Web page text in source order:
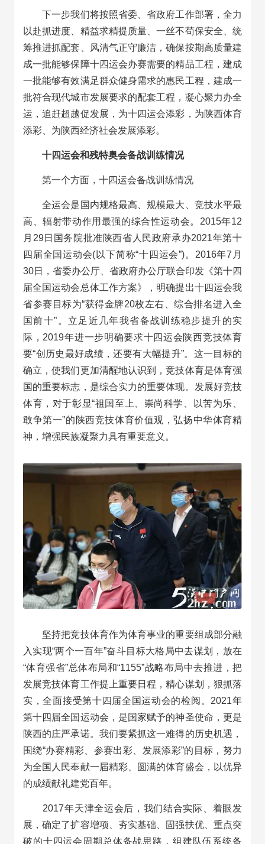
下一步我们将按照省委、省政府工作部署，全力
以赴抓进度、精益求精提质量、一丝不苟保安全、统
筹推进抓配套、风清气正守廉洁，确保按期高质量建
成一批能够保障十四运会办赛需要的精品工程，建成
一批能够有效满足群众健身需求的惠民工程，建成一
批符合现代城市发展要求的配套工程，凝心聚力办全
运，追赶超越促发展，为十四运会添彩，为陕西体育
添彩、为陕西经济社会发展添彩。
十四运会和残特奥会备战训练情况
第一个方面，十四运会备战训练情况
全运会是国内规格最高、规模最大、竞技水平最
高、辐射带动作用最强的综合性运动会。2015年12
月29日国务院批准陕西省人民政府承办2021年第十
四届全国运动会(以下简称“十四运会”)。2016年7月
30日，省委办公厅、省政府办公厅联合印发《第十四
届全国运动会总体工作方案》，明确提出十四运会我
省参赛目标为“获得金牌20枚左右、综合排名进入全
国前十”。立足近几年我省备战训练稳步提升的实
际，2019年进一步明确要求十四运会陕西竞技体育
要“创历史最好成绩，还要有大幅提升”。这一目标的
确立，使我们更加清醒地认识到，竞技体育是体育强
国的重要标志，是综合实力的重要体现。发展好竞技
体育，对于彰显“祖国至上、崇尚科学、以苦为乐、
敢争第一”的陕西竞技体育价值观，弘扬中华体育精
神，增强民族凝聚力具有重要意义。
坚持把竞技体育作为体育事业的重要组成部分融
入实现“两个一百年”奋斗目标大格局中去谋划，放在
“体育强省”总体布局和“1155”战略布局中去推进，把
发展竞技体育工作提上重要日程，精心谋划，狠抓落
实，全面接受第十四届全国运动会的检阅。2021年
第十四届全国运动会，是国家赋予的神圣使命，更是
陕西的庄严承诺。我们要紧抓这一难得的历史机遇，
围绕“办赛精彩、参赛出彩、发展添彩”的目标，努力
为全国人民奉献一届精彩、圆满的体育盛会，以优异
的成绩献礼建党百年。
2017年天津全运会后，我们结合实际、着眼发
展，确定了扩容增项、夯实基础、固强扶优、重点突
破的十四运会周期总体备战思路，组建队伍系统备